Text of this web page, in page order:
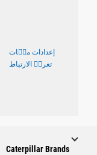
إعدادات ملٝات
تعريٝ الارتباط
Caterpillar Brands